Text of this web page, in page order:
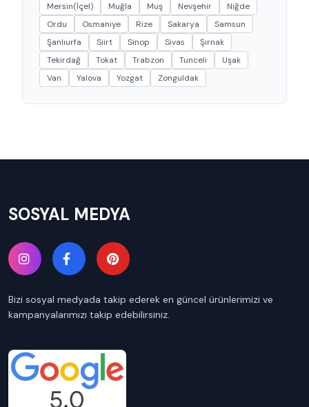
Mersin(İçel)
Muğla Muş Nevşehir
Niğde
Ordu
Osmaniye Rize Sakarya
Samsun
Şanlıurfa
Siirt Sinop Sivas
Şırnak
Tekirdağ
Tokat Trabzon Tunceli
Uşak
Van
Yalova Yozgat Zonguldak
SOSYAL MEDYA
Bizi sosyal medyada takip ederek en güncel ürünlerimizi ve
kampanyalarımızı takip edebilirsiniz.